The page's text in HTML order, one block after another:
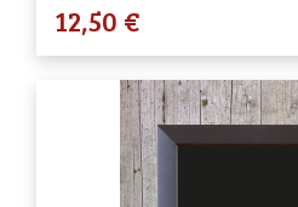
12,50 €